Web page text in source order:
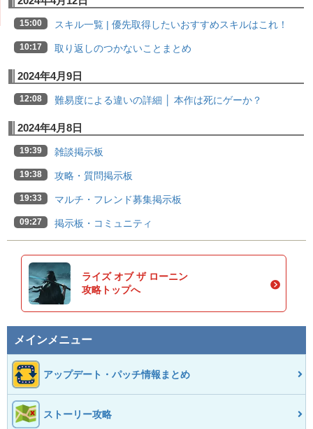
15:00 スキル一覧 | 優先取得したいおすすめスキルはこれ！
10:17 取り返しのつかないことまとめ
2024年4月9日
12:08 難易度による違いの詳細 │ 本作は死にゲーか？
2024年4月8日
19:39 雑談掲示板
19:38 攻略・質問掲示板
19:33 マルチ・フレンド募集掲示板
09:27 掲示板・コミュニティ
ライズ オブ ザ ローニン
攻略トップへ
メインメニュー
アップデート・パッチ情報まとめ
ストーリー攻略